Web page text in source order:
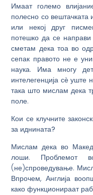
Имаат големо
полесно со вештачката
или некој друг
потешко да се
сметам дека тоа во
сепак правото не е
наука. Има многу
интелегенција сѐ уште
така што мислам дека
поле.
Кои се клучните
за иднината?
Мислам дека во
лоши. Проблемот
(не)спроведување.
Впрочем, Англија
како функционираат